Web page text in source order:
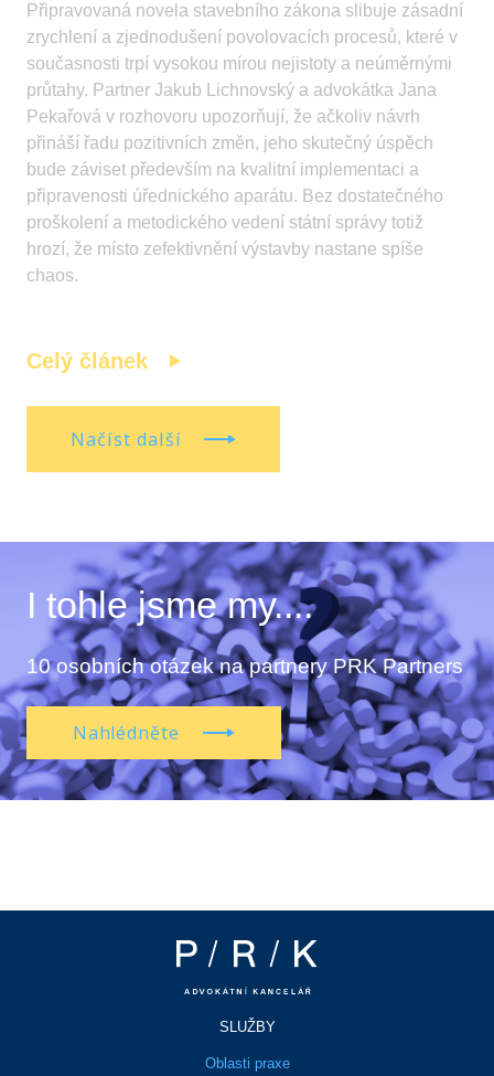
Připravovaná novela stavebního zákona slibuje zásadní
zrychlení a zjednodušení povolovacích procesů, které v
současnosti trpí vysokou mírou nejistoty a neúměrnými
průtahy. Partner Jakub Lichnovský a advokátka Jana
Pekařová v rozhovoru upozorňují, že ačkoliv návrh
přináší řadu pozitivních změn, jeho skutečný úspěch
bude záviset především na kvalitní implementaci a
připravenosti úřednického aparátu. Bez dostatečného
proškolení a metodického vedení státní správy totiž
hrozí, že místo zefektivnění výstavby nastane spíše
chaos.
Celý článek
Načíst další
I tohle jsme my....
10 osobních otázek na partnery PRK Partners
Nahlédněte
SLUŽBY
Oblasti praxe